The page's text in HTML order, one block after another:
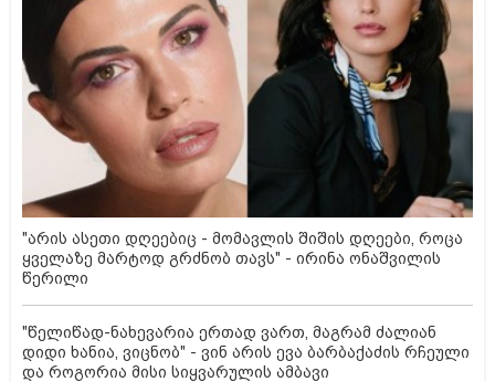
"არის ასეთი დღეებიც - მომავლის შიშის დღეები, როცა
ყველაზე მარტოდ გრძნობ თავს" - ირინა ონაშვილის
წერილი
"წელიწად-ნახევარია ერთად ვართ, მაგრამ ძალიან
დიდი ხანია, ვიცნობ" - ვინ არის ევა ბარბაქაძის რჩეული
და როგორია მისი სიყვარულის ამბავი